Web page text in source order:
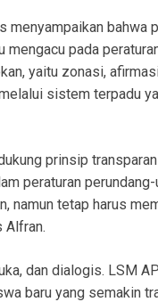
menyampaikan bahwa
pada
yaitu zonasi,
sistem terpadu
prinsip
peraturan perundang-
namun tetap harus
Alfran.
dan dialogis. LSM
baru yang semakin